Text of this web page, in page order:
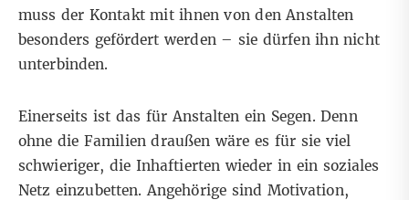
muss der Kontakt mit ihnen von den Anstalten
besonders gefördert werden – sie dürfen ihn nicht
unterbinden.
Einerseits ist das für Anstalten ein Segen. Denn
ohne die Familien draußen wäre es für sie viel
schwieriger, die Inhaftierten wieder in ein soziales
Netz einzubetten. Angehörige sind Motivation,